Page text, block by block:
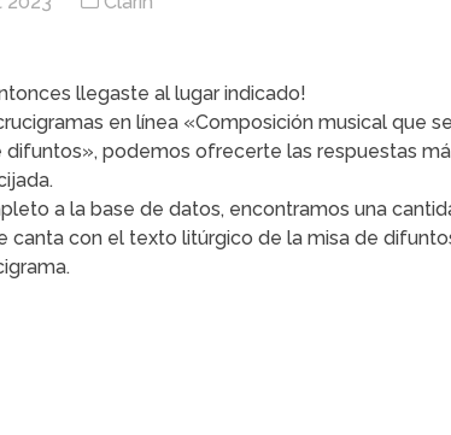
llegaste al lugar indicado!
en línea «Composición musical que
podemos ofrecerte las respuestas
a la base de datos, encontramos una
canta con el texto litúrgico de la misa de